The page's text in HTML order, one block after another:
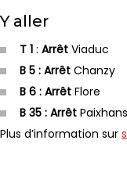
Y aller
T 1 : Arrêt Viaduc
B 5 : Arrêt Chanzy
B 6 : Arrêt Flore
B 35 : Arrêt Paixhans
Plus d’information sur